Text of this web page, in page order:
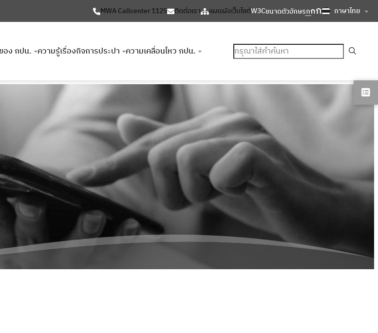
MWA Callcenter 1125 ติดต่อเรา แผนผังเว็บไซต์W3Cขนาดตัวอักษรกกก ภาษาไทย
อง กปน. ความรู้เรื่องกิจการประปา ความเคลื่อนไหว กปน. ค้นหา